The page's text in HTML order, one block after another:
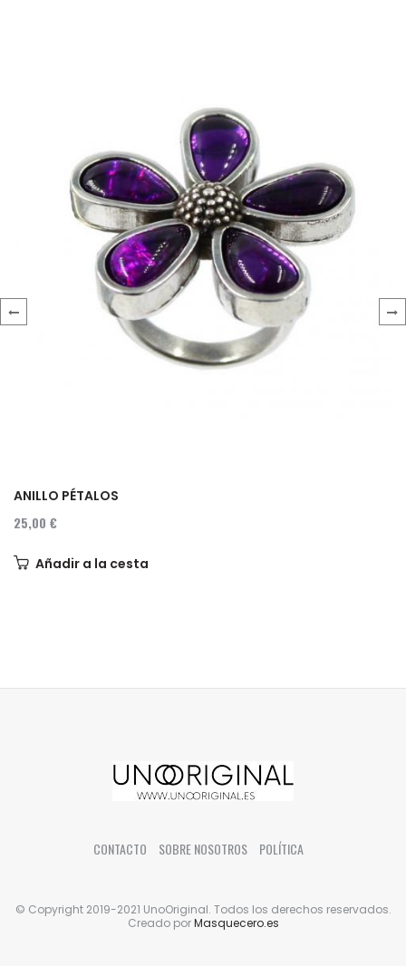
ANILLO PÉTALOS
25,00 €
Añadir a la cesta
CONTACTO SOBRE NOSOTROS POLÍTICA
© Copyright 2019-2021 UnoOriginal. Todos los derechos reservados.
Creado porMasquecero.es